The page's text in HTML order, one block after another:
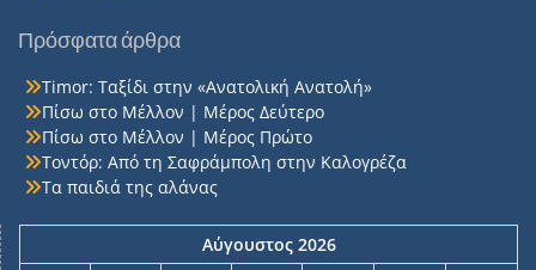
Πρόσφατα άρθρα
Timor: Ταξίδι στην «Ανατολική Ανατολή»
Πίσω στο Μέλλον | Μέρος Δεύτερο
Πίσω στο Μέλλον | Μέρος Πρώτο
Τοντόρ: Από τη Σαφράμπολη στην Καλογρέζα
Τα παιδιά της αλάνας
Αύγουστος 2026